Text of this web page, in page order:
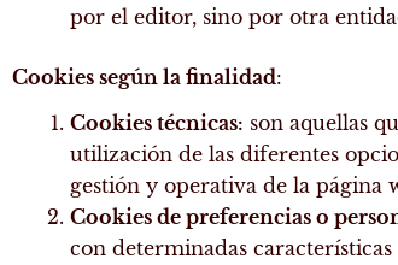
por el editor, sino por otra
Cookies según la finalidad:
Cookies técnicas: son aquellas
utilización de las diferentes
gestión y operativa de la página
Cookies de preferencias o
con determinadas